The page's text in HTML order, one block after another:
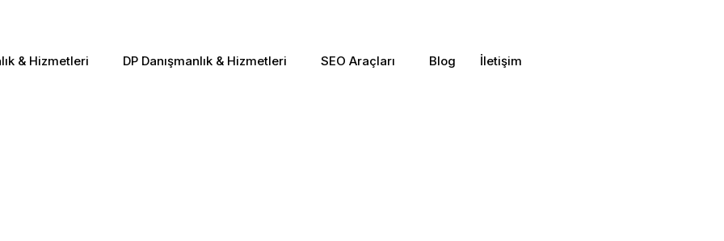
& Hizmetleri DP Danışmanlık & Hizmetleri SEO Araçları Blog İletişim